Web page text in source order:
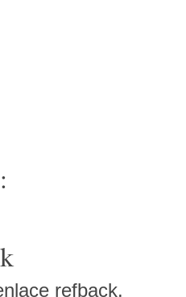
refback.